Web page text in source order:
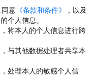
意 《条款和条件》
，以及
个人信息。
将本人的个人信息进行跨
与其他数据处理者共享本
处理本人的敏感个人信